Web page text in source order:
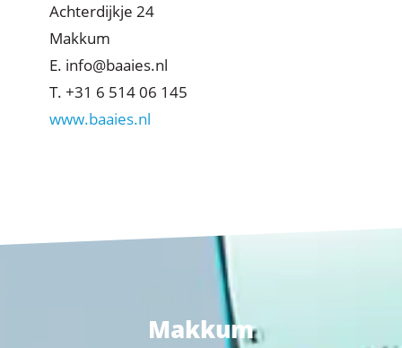
Achterdijkje 24
Makkum
E. info@baaies.nl
T. +31 6 514 06 145
www.baaies.nl
Makkum